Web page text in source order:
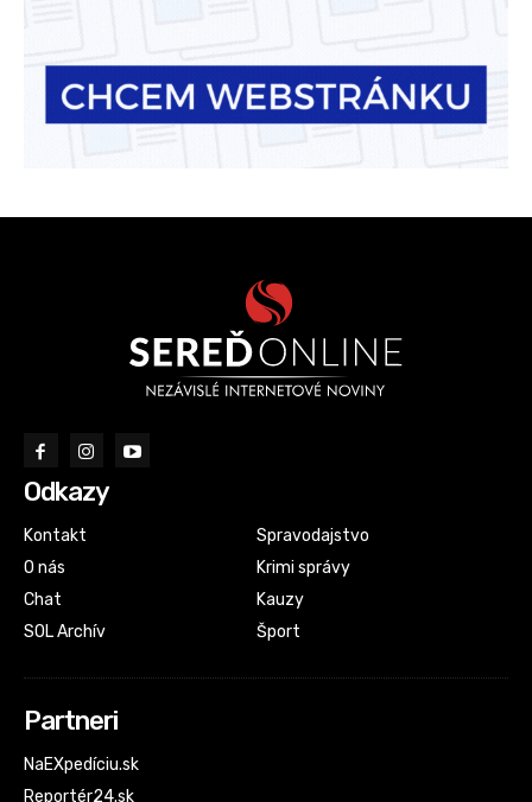
Odkazy
Kontakt
O nás
Chat
SOL Archív
Spravodajstvo
Krimi správy
Kauzy
Šport
Partneri
NaEXpedíciu.sk
Reportér24.sk